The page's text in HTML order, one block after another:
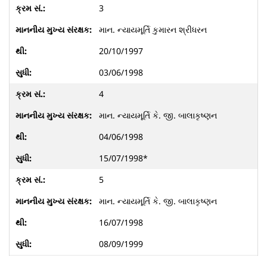
3
માન. ન્યાયમૂર્તિ કુમારન શ્રીધરન
20/10/1997
03/06/1998
4
માન. ન્યાયમૂર્તિ કે. જી. બાલાકૃષ્ણન
04/06/1998
15/07/1998*
5
માન. ન્યાયમૂર્તિ કે. જી. બાલાકૃષ્ણન
16/07/1998
08/09/1999